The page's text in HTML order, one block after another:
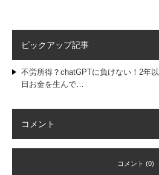
ピックアップ記事
不労所得？chatGPTに負けない！2年
日お金を生んで…
コメント
コメント (0)